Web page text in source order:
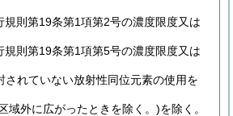
則第19条第1項第2号の濃度限度又は
則第19条第1項第5号の濃度限度又は
れていない放射性同位元素の使用を
域外に広がったときを除く。)を除く。